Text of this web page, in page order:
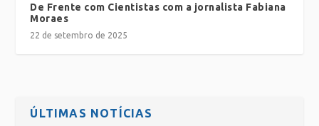
De Frente com Cientistas com a jornalista Fabiana
Moraes
22 de setembro de 2025
ÚLTIMAS NOTÍCIAS